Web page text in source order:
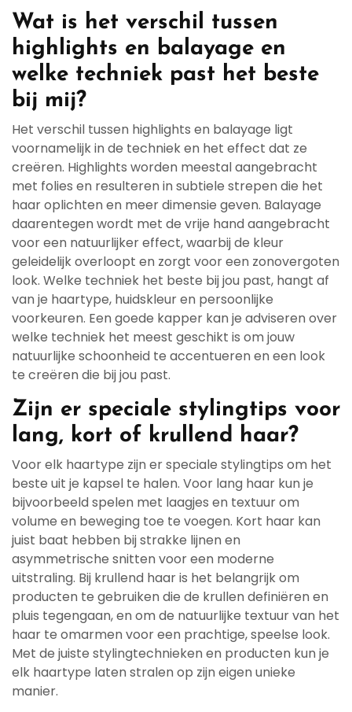
Wat is het verschil tussen
highlights en balayage en
welke techniek past het beste
bij mij?
Het verschil tussen highlights en balayage ligt
voornamelijk in de techniek en het effect dat ze
creëren. Highlights worden meestal aangebracht
met folies en resulteren in subtiele strepen die het
haar oplichten en meer dimensie geven. Balayage
daarentegen wordt met de vrije hand aangebracht
voor een natuurlijker effect, waarbij de kleur
geleidelijk overloopt en zorgt voor een zonovergoten
look. Welke techniek het beste bij jou past, hangt af
van je haartype, huidskleur en persoonlijke
voorkeuren. Een goede kapper kan je adviseren over
welke techniek het meest geschikt is om jouw
natuurlijke schoonheid te accentueren en een look
te creëren die bij jou past.
Zijn er speciale stylingtips voor
lang, kort of krullend haar?
Voor elk haartype zijn er speciale stylingtips om het
beste uit je kapsel te halen. Voor lang haar kun je
bijvoorbeeld spelen met laagjes en textuur om
volume en beweging toe te voegen. Kort haar kan
juist baat hebben bij strakke lijnen en
asymmetrische snitten voor een moderne
uitstraling. Bij krullend haar is het belangrijk om
producten te gebruiken die de krullen definiëren en
pluis tegengaan, en om de natuurlijke textuur van het
haar te omarmen voor een prachtige, speelse look.
Met de juiste stylingtechnieken en producten kun je
elk haartype laten stralen op zijn eigen unieke
manier.